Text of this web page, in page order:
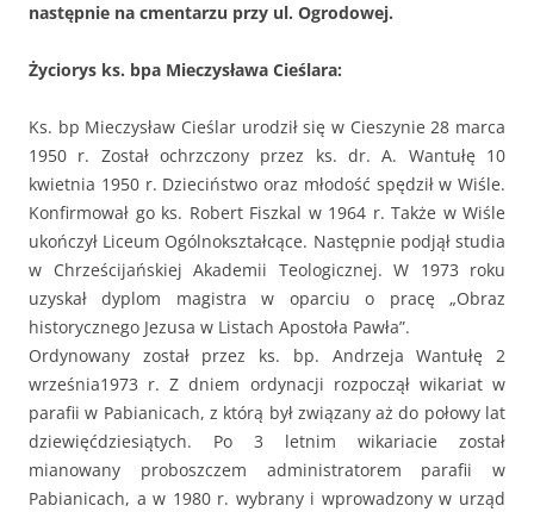
następnie na cmentarzu przy ul. Ogrodowej.
Życiorys ks. bpa Mieczysława Cieślara:
Ks. bp Mieczysław Cieślar urodził się w Cieszynie 28 marca
1950 r. Został ochrzczony przez ks. dr. A. Wantułę 10
kwietnia 1950 r. Dzieciństwo oraz młodość spędził w Wiśle.
Konfirmował go ks. Robert Fiszkal w 1964 r. Także w Wiśle
ukończył Liceum Ogólnokształcące. Następnie podjął studia
w Chrześcijańskiej Akademii Teologicznej. W 1973 roku
uzyskał dyplom magistra w oparciu o pracę „Obraz
historycznego Jezusa w Listach Apostoła Pawła”.
Ordynowany został przez ks. bp. Andrzeja Wantułę 2
września1973 r. Z dniem ordynacji rozpoczął wikariat w
parafii w Pabianicach, z którą był związany aż do połowy lat
dziewięćdziesiątych. Po 3 letnim wikariacie został
mianowany proboszczem administratorem parafii w
Pabianicach, a w 1980 r. wybrany i wprowadzony w urząd